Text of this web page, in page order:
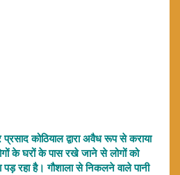
कोठियाल द्वारा अवैध रूप से कराया
के घरों के पास रखे जाने से लोगों को
पड़ रहा है। गौशाला से निकलने वाले पानी